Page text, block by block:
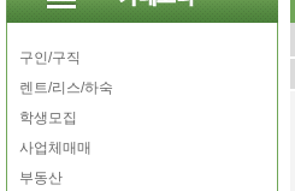
구인/구직
렌트/리스/하숙
학생모집
사업체매매
부동산